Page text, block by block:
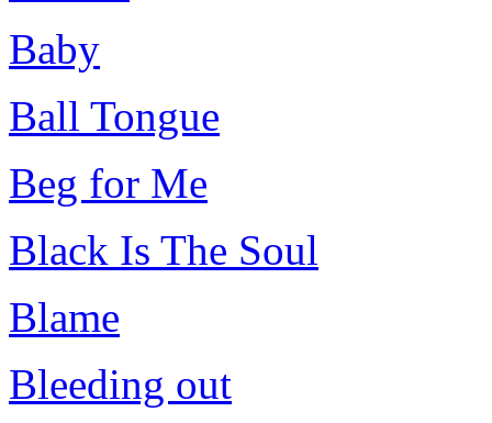
Baby
Ball Tongue
Beg for Me
Black Is The Soul
Blame
Bleeding out